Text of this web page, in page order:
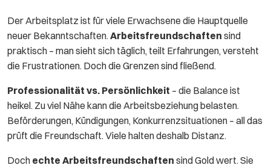
Der Arbeitsplatz ist für viele Erwachsene die Hauptquelle
neuer Bekanntschaften. Arbeitsfreundschaften sind
praktisch – man sieht sich täglich, teilt Erfahrungen, versteht
die Frustrationen. Doch die Grenzen sind fließend.
Professionalität vs. Persönlichkeit – die Balance ist
heikel. Zu viel Nähe kann die Arbeitsbeziehung belasten.
Beförderungen, Kündigungen, Konkurrenzsituationen – all das
prüft die Freundschaft. Viele halten deshalb Distanz.
Doch echte Arbeitsfreundschaften sind Gold wert. Sie